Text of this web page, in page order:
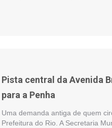
Pista central da Avenida
para a Penha
Uma demanda antiga de quem
Prefeitura do Rio. A Secretaria